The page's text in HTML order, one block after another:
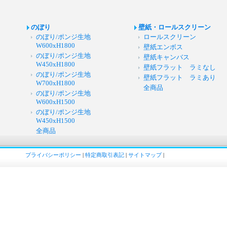
のぼり
のぼり/ポンジ生地
W600xH1800
のぼり/ポンジ生地
W450xH1800
のぼり/ポンジ生地
W700xH1800
のぼり/ポンジ生地
W600xH1500
のぼり/ポンジ生地
W450xH1500
全商品
壁紙・ロールスクリーン
ロールスクリーン
壁紙エンボス
壁紙キャンバス
壁紙フラット ラミなし
壁紙フラット ラミあり
全商品
プライバシーポリシー | 特定商取引表記 | サイトマップ|